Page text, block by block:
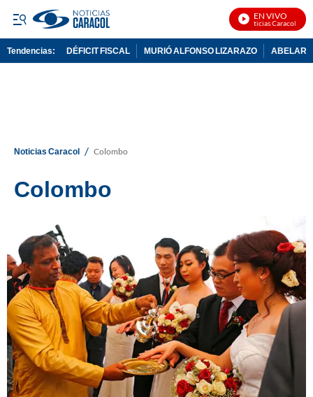
EN VIVO
Noticias Caracol En
Tendencias: DÉFICIT FISCAL MURIÓ ALFONSO LIZARAZO
Noticias Caracol / Colombo
Colombo